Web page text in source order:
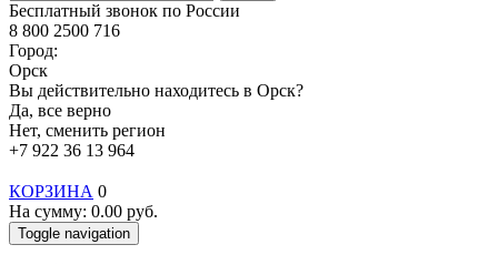
Бесплатный звонок по России
8 800 2500 716
Город:
Орск
Вы действительно находитесь в Орск?
Да, все верно
Нет, сменить регион
+7 922 36 13 964
КОРЗИНА 0
На сумму: 0.00 руб.
Toggle navigation